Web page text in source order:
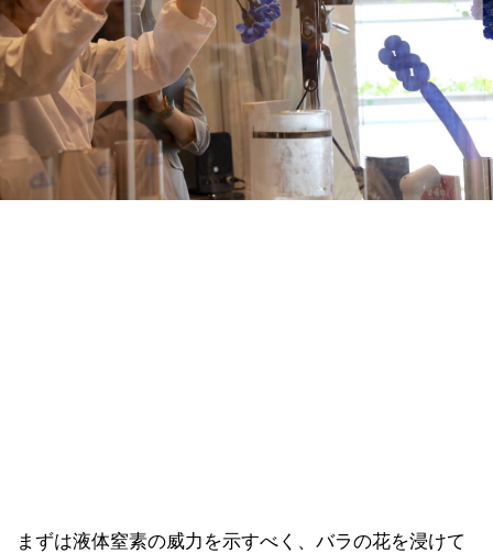
まずは液体窒素の威力を示すべく、バラの花を浸けて